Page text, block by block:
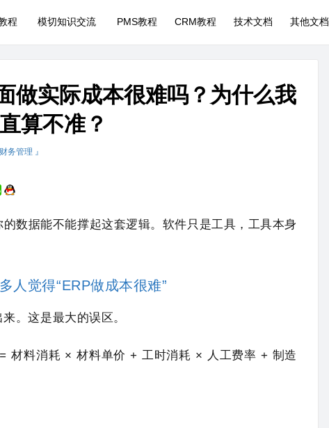
程 模切知识交流 PMS教程 CRM教程 技术文档 其他文档
做实际成本很难吗？为什么我
算不准？
财务管理 』
数据能不能撑起这套逻辑。软件只是工具，工具本身
人觉得“ERP做成本很难”
。这是最大的误区。
材料消耗 × 材料单价 + 工时消耗 × 人工费率 + 制造